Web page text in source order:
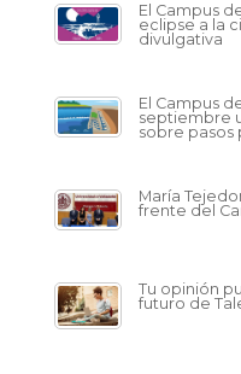
El Campus
eclipse a la
divulgativa
El Campus
septiembre
sobre pasos
María
frente del
Tu opinión
futuro de